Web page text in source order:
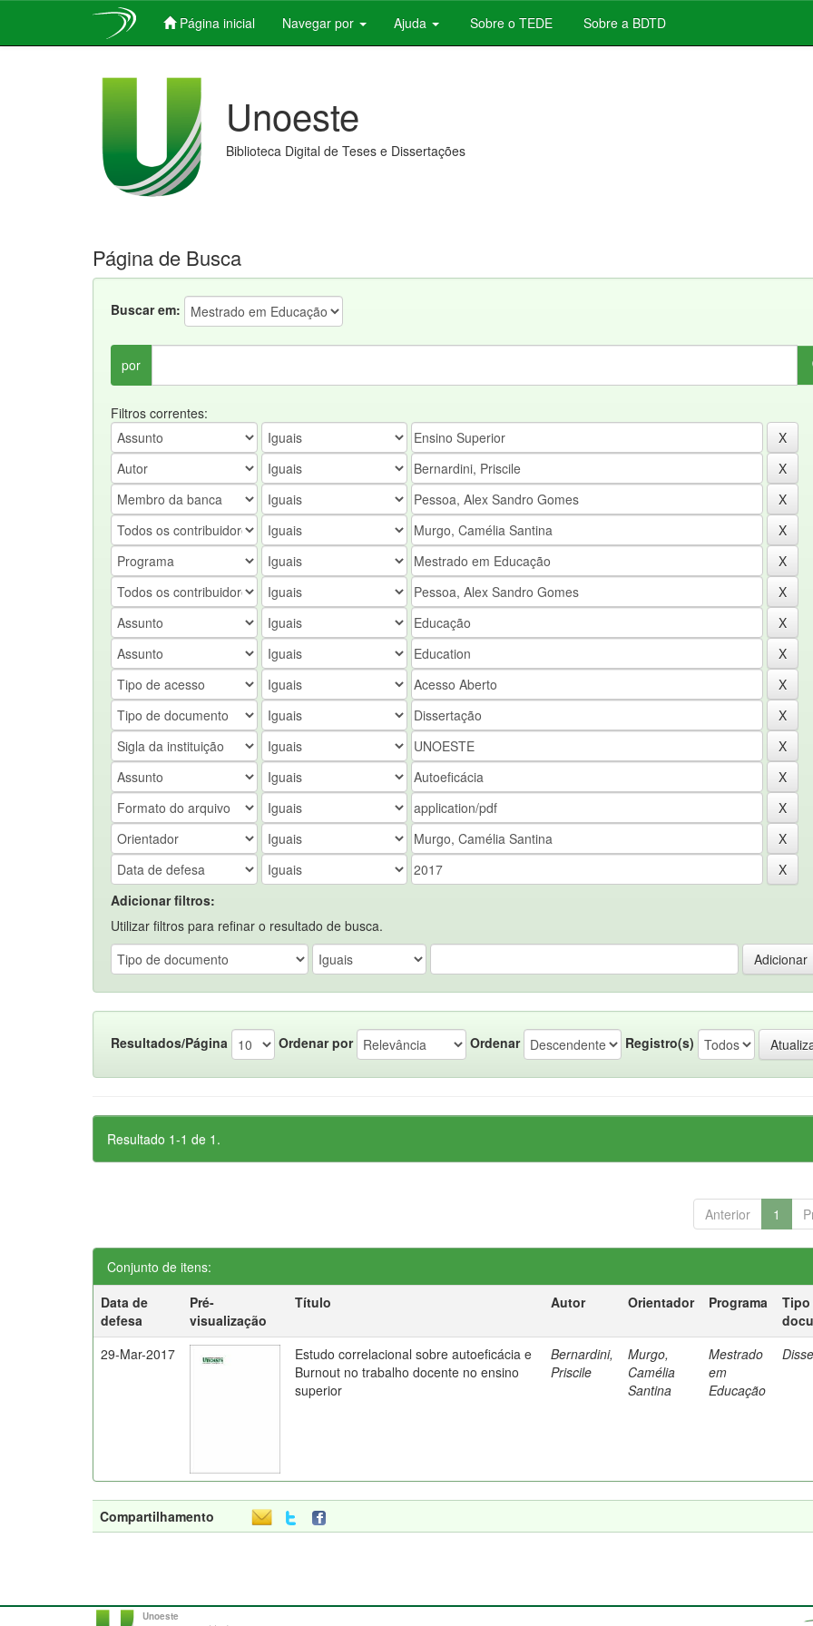
Página inicial Navegar por Ajuda Sobre o TEDE Sobre a BDTD
Unoeste
Biblioteca Digital de Teses e Dissertações
Página de Busca
Buscar em:
por
Filtros correntes:
Adicionar filtros:
Utilizar filtros para refinar o resultado de busca.
Resultados/Página Ordenar por Ordenar Registro(s)
Resultado 1-1 de 1.
Anterior 1
Conjunto de itens:
Data de
defesa
Pré-
visualização
Título Autor Orientador Programa
Tipo
29-Mar-2017
Estudo correlacional sobre autoeficácia e
Burnout no trabalho docente no ensino
superior
Bernardini,
Priscile
Murgo,
Camélia
Santina
Mestrado
em
Educação
Compartilhamento
Unoeste